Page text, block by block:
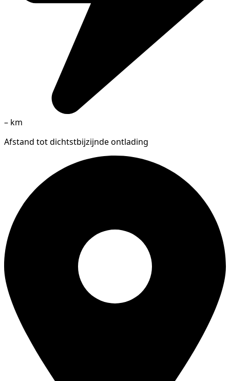
– km
Afstand tot dichtstbijzijnde ontlading